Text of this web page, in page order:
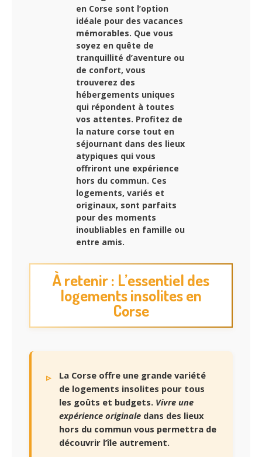
en Corse sont l’option
idéale pour des vacances
mémorables. Que vous
soyez en quête de
tranquillité d’aventure ou
de confort, vous
trouverez des
hébergements uniques
qui répondent à toutes
vos attentes. Profitez de
la nature corse tout en
séjournant dans des lieux
atypiques qui vous
offriront une expérience
hors du commun. Ces
logements, variés et
originaux, sont parfaits
pour des moments
inoubliables en famille ou
entre amis.
À retenir : L’essentiel des
logements insolites en
Corse
La Corse offre une grande variété
de logements insolites pour tous
les goûts et budgets. Vivre une
expérience originale dans des lieux
hors du commun vous permettra de
découvrir l’île autrement.